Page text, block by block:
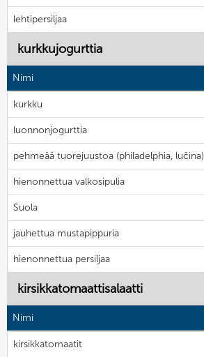
lehtipersiljaa
kurkkujogurttia
Nimi
kurkku
luonnonjogurttia
pehmeää tuorejuustoa (philadelphia, lučina)
hienonnettua valkosipulia
Suola
jauhettua mustapippuria
hienonnettua persiljaa
kirsikkatomaattisalaatti
Nimi
kirsikkatomaatit